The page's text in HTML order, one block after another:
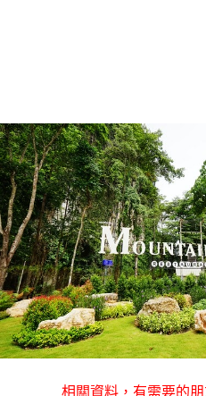
相關資料，有需要的朋